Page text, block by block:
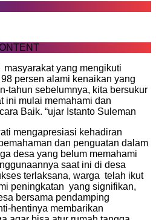
yang mengikuti
persen alami kenaikan yang
tahun sebelumnya, kita bersukur
ini mulai memahami dan
Baik. “ujar Istanto Suleman
mengapresiasi kehadiran
dan penguatan dalam
desa yang belum memahami
saat ini di desa
terlaksana, warga telah ikut
peningkatan yang signifikan,
bersama pendamping
hentinya membarikan